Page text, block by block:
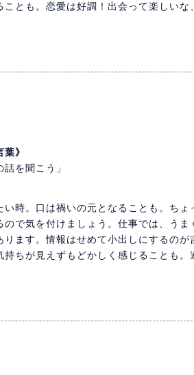
ことも。恋愛は好調！出会って楽しい
》
話を聞こう」
い時。口は禍いの元となることも。ち
ので気を付けましょう。仕事では、う
ります。情報はせめて小出しにするの
持ちが見えずもどかしく感じることも